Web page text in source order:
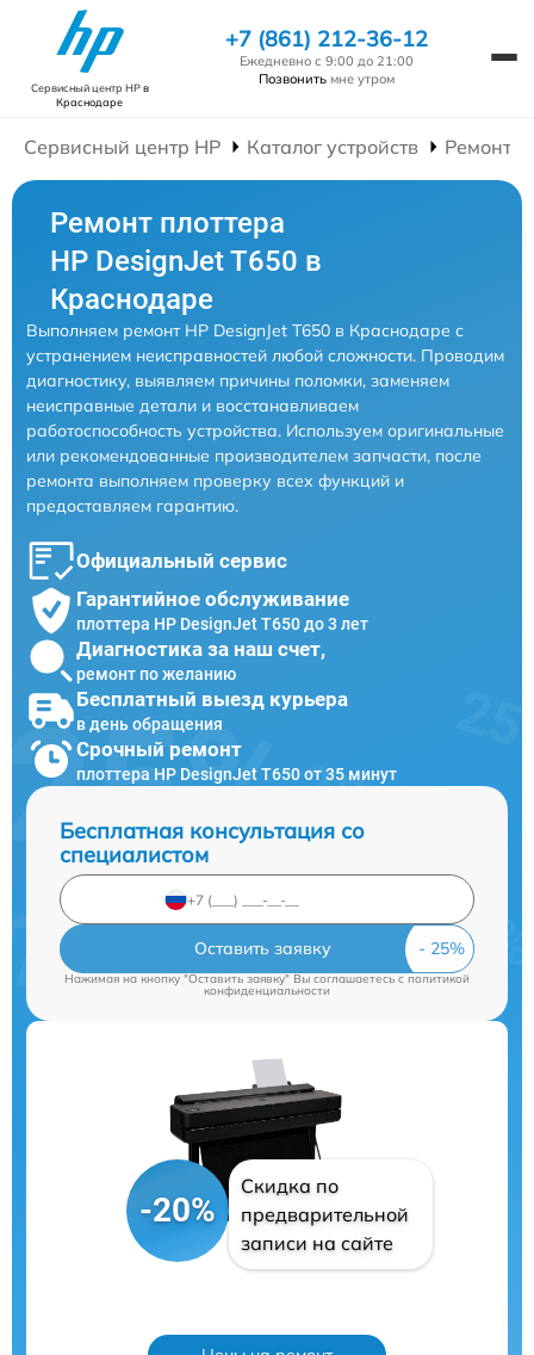
Сервисный центр HPв
Краснодаре
+7 (861) 212-36-12
Ежедневно с 9:00 до 21:00
Позвонить мне утром
Сервисный центр HP Каталог устройств Ремонт
Ремонт плоттера
HP DesignJet T650 в
Краснодаре
Выполняем ремонт HP DesignJet T650 в Краснодаре с
устранением неисправностей любой сложности. Проводим
диагностику, выявляем причины поломки, заменяем
неисправные детали и восстанавливаем
работоспособность устройства. Используем оригинальные
или рекомендованные производителем запчасти, после
ремонта выполняем проверку всех функций и
предоставляем гарантию.
Официальный сервис
Гарантийное обслуживание
плоттера HP DesignJet T650 до 3 лет
Диагностика за наш счет,
ремонт по желанию
Бесплатный выезд курьера
в день обращения
Срочный ремонт
плоттера HP DesignJet T650 от 35 минут
Бесплатная консультация со
специалистом
Оставить заявку
Нажимая на кнопку "Оставить заявку" Вы соглашаетесь cполитикой
конфиденциальности
-20%
Скидка по
предварительной
записи на сайте